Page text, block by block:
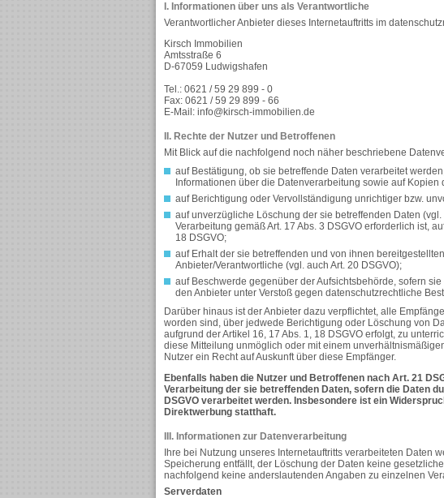
I. Informationen über uns als Verantwortliche
Verantwortlicher Anbieter dieses Internetauftritts im
Kirsch Immobilien
Amtsstraße 6
D-67059 Ludwigshafen
Tel.: 0621 / 59 29 899 - 0
Fax: 0621 / 59 29 899 - 66
E-Mail: info@kirsch-immobilien.de
II. Rechte der Nutzer und Betroffenen
Mit Blick auf die nachfolgend noch näher beschriebene
auf Bestätigung, ob sie betreffende Daten verarbeitet
Informationen über die Datenverarbeitung sowie auf Kopien
auf Berichtigung oder Vervollständigung unrichtiger bzw.
auf unverzügliche Löschung der sie betreffenden Daten
Verarbeitung gemäß Art. 17 Abs. 3 DSGVO erforderlich ist,
18 DSGVO;
auf Erhalt der sie betreffenden und von ihnen
Anbieter/Verantwortliche (vgl. auch Art. 20 DSGVO);
auf Beschwerde gegenüber der Aufsichtsbehörde, sofern
den Anbieter unter Verstoß gegen datenschutzrechtliche
Darüber hinaus ist der Anbieter dazu verpflichtet, alle
worden sind, über jedwede Berichtigung oder Löschung von
aufgrund der Artikel 16, 17 Abs. 1, 18 DSGVO erfolgt, zu
diese Mitteilung unmöglich oder mit einem
Nutzer ein Recht auf Auskunft über diese Empfänger.
Ebenfalls haben die Nutzer und Betroffenen nach Art. 21
Verarbeitung der sie betreffenden Daten, sofern die Daten
DSGVO verarbeitet werden. Insbesondere ist ein
Direktwerbung statthaft.
III. Informationen zur Datenverarbeitung
Ihre bei Nutzung unseres Internetauftritts verarbeiteten Daten
Speicherung entfällt, der Löschung der Daten keine
nachfolgend keine anderslautenden Angaben zu einzelnen
Serverdaten